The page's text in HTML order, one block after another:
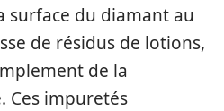
surface du diamant au
de résidus de lotions,
de la
Ces impuretés